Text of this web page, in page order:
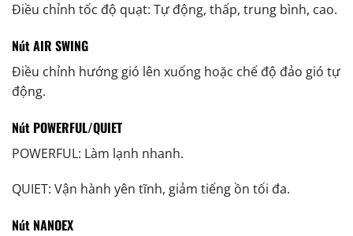
Điều chỉnh tốc độ quạt: Tự động, thấp, trung bình, cao.
Nút AIR SWING
Điều chỉnh hướng gió lên xuống hoặc chế độ đảo gió tự
động.
Nút POWERFUL/QUIET
POWERFUL: Làm lạnh nhanh.
QUIET: Vận hành yên tĩnh, giảm tiếng ồn tối đa.
Nút NANOEX